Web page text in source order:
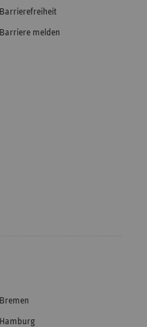
Barrierefreiheit
Barriere melden
Bremen
Hamburg